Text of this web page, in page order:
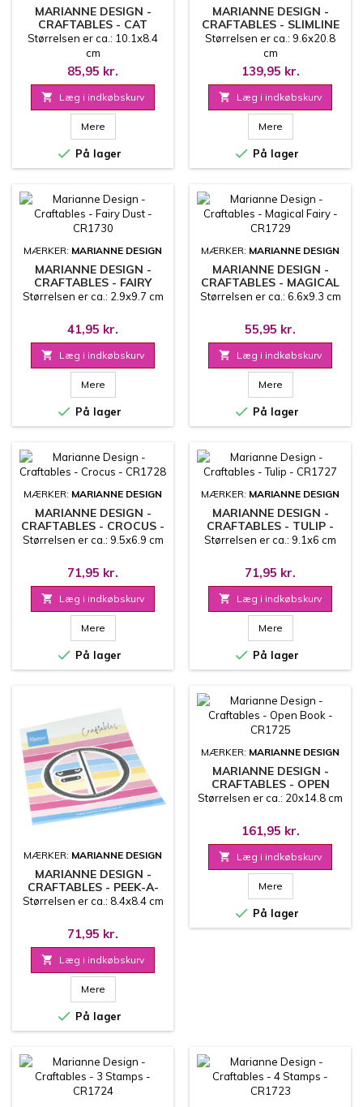
MARIANNE DESIGN -
CRAFTABLES - CAT
FRAME - CR1732
Størrelsen er ca.: 10.1x8.4
cm
85,95 kr.
 Læg i indkøbskurv
Mere
 På lager
MARIANNE DESIGN -
CRAFTABLES - SLIMLINE
ARCH - CR1731
Størrelsen er ca.: 9.6x20.8
cm
139,95 kr.
 Læg i indkøbskurv
Mere
 På lager
MÆRKER: MARIANNE DESIGN
MARIANNE DESIGN -
CRAFTABLES - FAIRY
DUST - CR1730
Størrelsen er ca.: 2.9x9.7 cm
41,95 kr.
 Læg i indkøbskurv
Mere
 På lager
MÆRKER: MARIANNE DESIGN
MARIANNE DESIGN -
CRAFTABLES - MAGICAL
FAIRY - CR1729
Størrelsen er ca.: 6.6x9.3 cm
55,95 kr.
 Læg i indkøbskurv
Mere
 På lager
MÆRKER: MARIANNE DESIGN
MARIANNE DESIGN -
CRAFTABLES - CROCUS -
CR1728
Størrelsen er ca.: 9.5x6.9 cm
71,95 kr.
 Læg i indkøbskurv
Mere
 På lager
MÆRKER: MARIANNE DESIGN
MARIANNE DESIGN -
CRAFTABLES - TULIP -
CR1727
Størrelsen er ca.: 9.1x6 cm
71,95 kr.
 Læg i indkøbskurv
Mere
 På lager
MÆRKER: MARIANNE DESIGN
MARIANNE DESIGN -
CRAFTABLES - PEEK-A-
BOO - CR1726
Størrelsen er ca.: 8.4x8.4 cm
71,95 kr.
 Læg i indkøbskurv
Mere
 På lager
MÆRKER: MARIANNE DESIGN
MARIANNE DESIGN -
CRAFTABLES - OPEN
BOOK - CR1725
Størrelsen er ca.: 20x14.8 cm
161,95 kr.
 Læg i indkøbskurv
Mere
 På lager